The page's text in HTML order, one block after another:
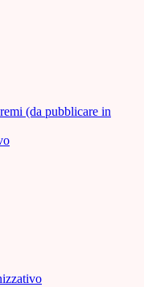
(da pubblicare in